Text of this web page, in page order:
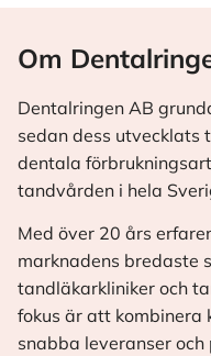
Om
Dentalringen AB
sedan dess utvecklats
dentala
tandvården i hela
Med över 20 års
marknadens bredaste
tandläkarkliniker och
fokus är att kombinera
snabba leveranser